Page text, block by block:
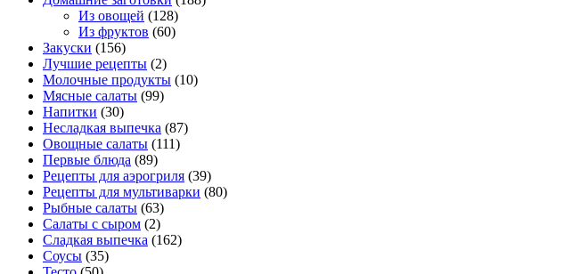
Из овощей (128)
Из фруктов (60)
Закуски (156)
Лучшие рецепты (2)
Молочные продукты (10)
Мясные салаты (99)
Напитки (30)
Несладкая выпечка (87)
Овощные салаты (111)
Первые блюда (89)
Рецепты для аэрогриля (39)
Рецепты для мультиварки (80)
Рыбные салаты (63)
Салаты с сыром (2)
Сладкая выпечка (162)
Соусы (35)